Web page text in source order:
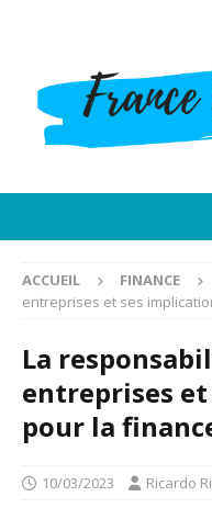
ACCUEIL FINANCE
entreprises et ses
La
entreprises
pour la
10/03/2023 Ricardo